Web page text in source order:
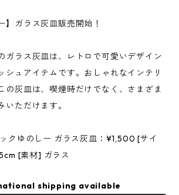
】ガラス灰皿販売開始！
ガラス灰皿は、レトロで可愛いデザイン
シュアイテムです。おしゃれなインテリ
の灰皿は、喫煙時だけでなく、さまざま
いただけます。
クゆのしー ガラス灰皿：¥1,500 [サイ
[素材] ガラス
shipping available